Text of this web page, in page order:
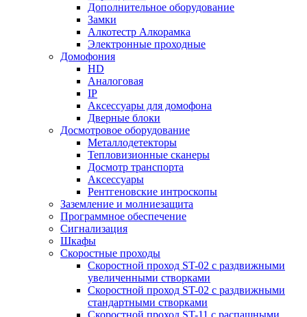
Дополнительное оборудование
Замки
Алкотестр Алкорамка
Электронные проходные
Домофония
HD
Аналоговая
IP
Аксессуары для домофона
Дверные блоки
Досмотровое оборудование
Металлодетекторы
Тепловизионные сканеры
Досмотр транспорта
Аксессуары
Рентгеновские интроскопы
Заземление и молниезащита
Программное обеспечение
Сигнализация
Шкафы
Скоростные проходы
Скоростной проход ST-02 с раздвижными
увеличенными створками
Скоростной проход ST-02 с раздвижными
стандартными створками